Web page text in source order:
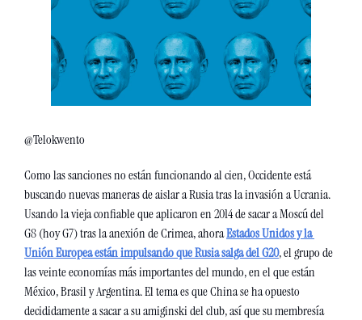
@Telokwento
Como las sanciones no están funcionando al cien, Occidente está
buscando nuevas maneras de aislar a Rusia tras la invasión a Ucrania.
Usando la vieja confiable que aplicaron en 2014 de sacar a Moscú del
G8 (hoy G7) tras la anexión de Crimea, ahora Estados Unidos y la
Unión Europea están impulsando que Rusia salga del G20, el grupo de
las veinte economías más importantes del mundo, en el que están
México, Brasil y Argentina. El tema es que China se ha opuesto
decididamente a sacar a su amiginski del club, así que su membresía